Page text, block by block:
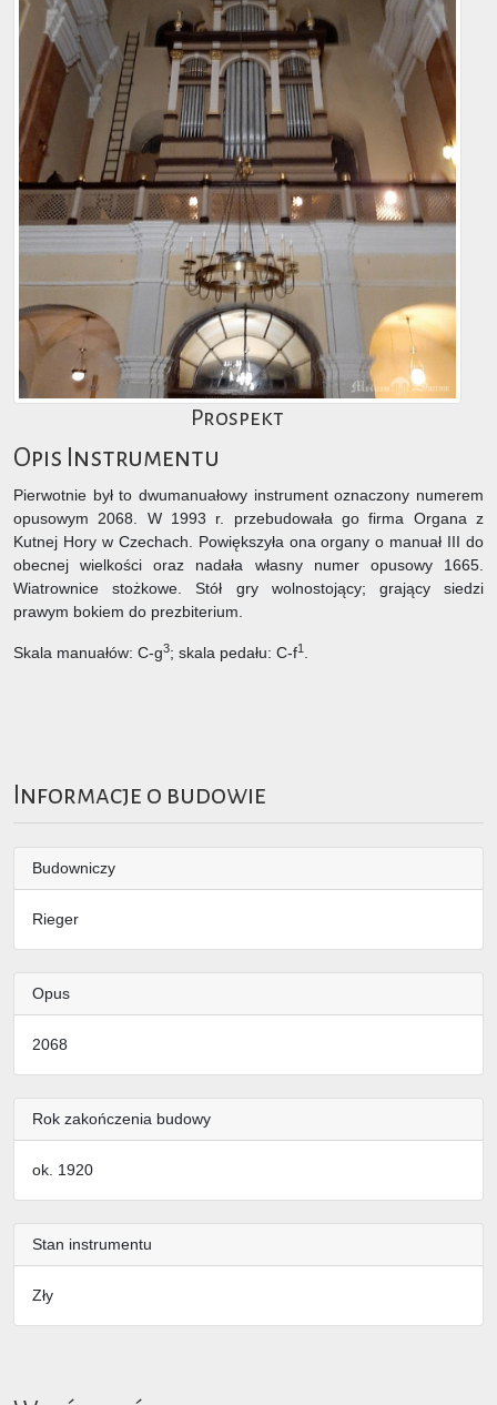
Prospekt
Opis Instrumentu
Pierwotnie był to dwumanuałowy instrument oznaczony numerem
opusowym 2068. W 1993 r. przebudowała go firma Organa z
Kutnej Hory w Czechach. Powiększyła ona organy o manuał III do
obecnej wielkości oraz nadała własny numer opusowy 1665.
Wiatrownice stożkowe. Stół gry wolnostojący; grający siedzi
prawym bokiem do prezbiterium.
Skala manuałów: C-g3; skala pedału: C-f1
Informacje o budowie
Budowniczy
Rieger
Opus
2068
Rok zakończenia budowy
ok. 1920
Stan instrumentu
Zły